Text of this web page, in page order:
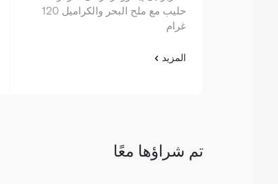
حليب مع ملح البحر والكراميل 120
غرام
المزيد
تم شراؤها معًا